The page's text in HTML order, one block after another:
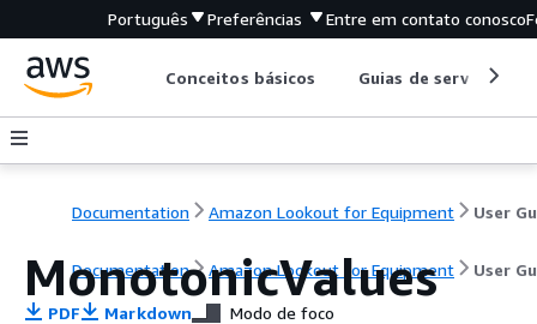
Português Preferências Entre em contato conosco
Conceitos básicos Guias de serviço
Documentation Amazon Lookout for Equipment
Documentation Amazon Lookout for Equipment User
MonotonicValues
PDF Markdown Modo de foco